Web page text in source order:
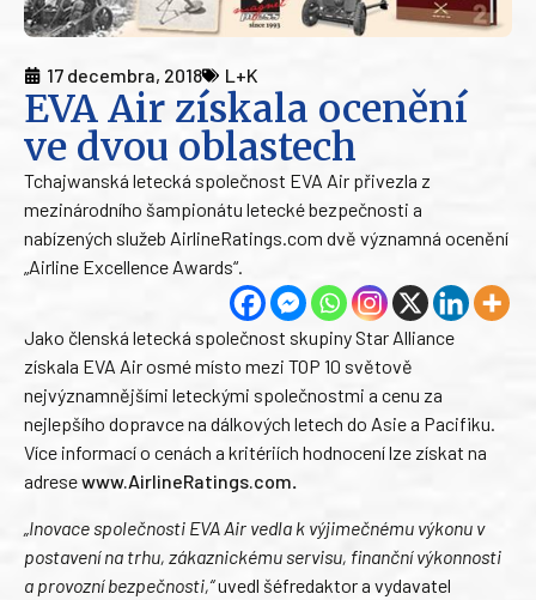
17 decembra, 2018 L+K
EVA Air získala ocenění
ve dvou oblastech
Tchajwanská letecká společnost EVA Air přivezla z
mezinárodního šampionátu letecké bezpečnosti a
nabízených služeb AirlineRatings.com dvě významná ocenění
„Airline Excellence Awards“.
Jako členská letecká společnost skupiny Star Alliance
získala EVA Air osmé místo mezi TOP 10 světově
nejvýznamnějšími leteckými společnostmi a cenu za
nejlepšího dopravce na dálkových letech do Asie a Pacifiku.
Více informací o cenách a kritériích hodnocení lze získat na
adresewww.AirlineRatings.com.
„Inovace společnosti EVA Air vedla k výjimečnému výkonu v
postavení na trhu, zákaznickému servisu, finanční výkonnosti
a provozní bezpečnosti,“uvedl šéfredaktor a vydavatel